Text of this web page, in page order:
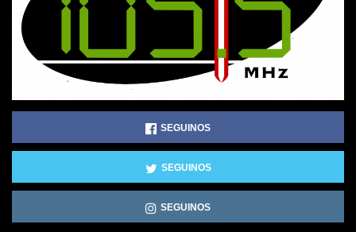
SEGUINOS
SEGUINOS
SEGUINOS